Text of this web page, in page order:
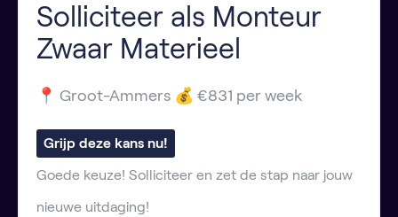
Solliciteer als Monteur
Zwaar Materieel
📍 Groot-Ammers 💰 €831 per week
Grijp deze kans nu!
Goede keuze! Solliciteer en zet de stap naar jouw
nieuwe uitdaging!